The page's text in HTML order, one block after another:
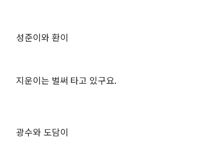
성준이와 환이
지운이는 벌써 타고 있구요.
광수와 도담이